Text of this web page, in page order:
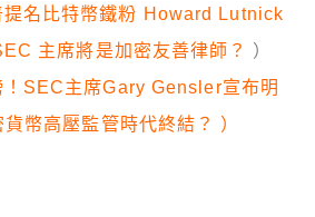
提名比特幣鐵粉 Howard Lutnick
主席將是加密友善律師？
）
！SEC主席Gary Gensler宣布明
幣高壓監管時代終結？ ）